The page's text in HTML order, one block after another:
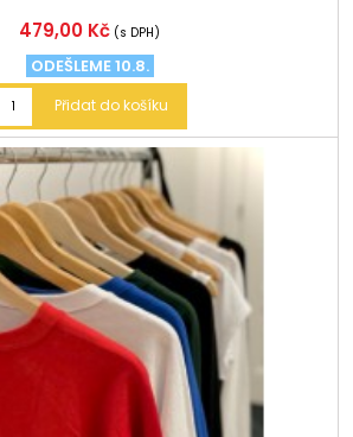
Cena
479,00 Kč (s DPH)
ODEŠLEME 10.8.
Přidat do košíku